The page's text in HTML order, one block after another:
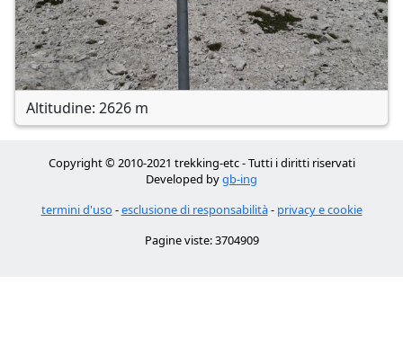
Altitudine: 2626 m
Copyright © 2010-2021 trekking-etc - Tutti i diritti riservati
Developed bygb-ing
termini d'uso -esclusione di responsabilità- privacy e cookie
Pagine viste: 3704909